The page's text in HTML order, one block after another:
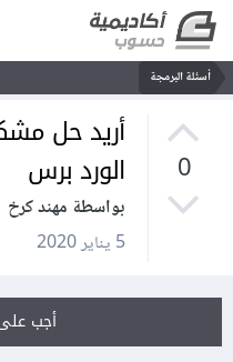
أسئلة البرمجة
0
أريد حل
الورد برس
بواسطة مهند كرخ
5 يناير 2020
أجب